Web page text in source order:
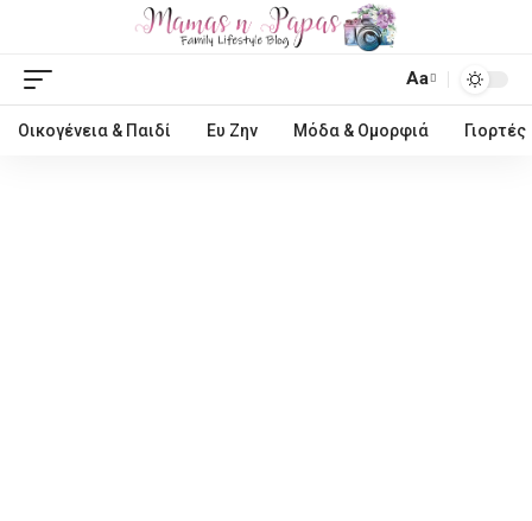
Aa
Οικογένεια & Παιδί Ευ Ζην Μόδα & Ομορφιά Γιορτές